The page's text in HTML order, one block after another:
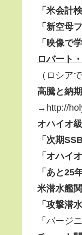
「米会計
「新空母
「映像で
ロバート
（ロシア
高騰と納
→http://
オハイオ
「次期
「オハイ
「あと25
米潜水艦
「攻撃潜
「バージ